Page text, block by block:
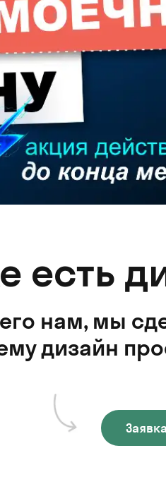
есть
нам, мы
дизайн